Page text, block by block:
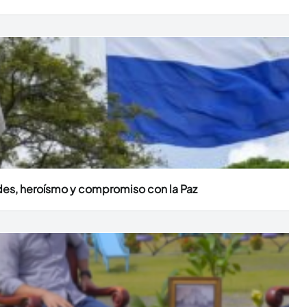
heroísmo y compromiso con la Paz